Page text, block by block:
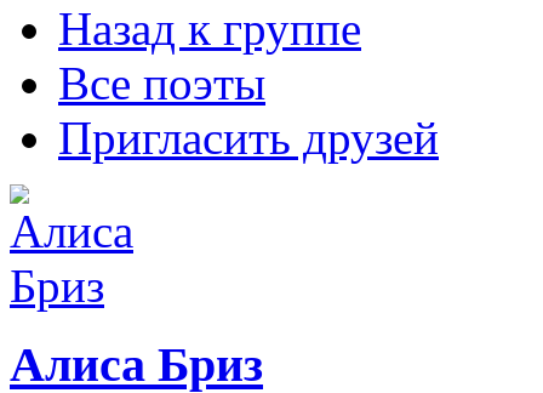
Назад к группе
Все поэты
Пригласить друзей
Алиса Бриз